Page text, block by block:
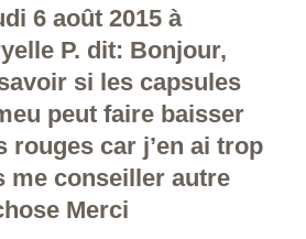
6 août 2015 à
P. dit: Bonjour,
si les capsules
peut faire baisser
rouges car j’en ai trop
me conseiller autre
Merci